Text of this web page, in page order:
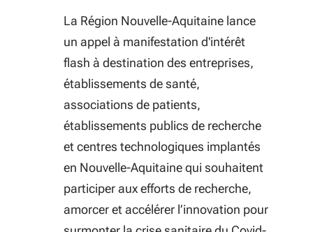
La Région Nouvelle-Aquitaine lance
un appel à manifestation d'intérêt
flash à destination des entreprises,
établissements de santé,
associations de patients,
établissements publics de recherche
et centres technologiques implantés
en Nouvelle-Aquitaine qui souhaitent
participer aux efforts de recherche,
amorcer et accélérer l’innovation pour